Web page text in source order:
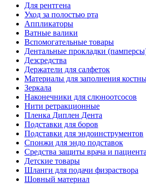
Для рентгена
Уход за полостью рта
Аппликаторы
Ватные валики
Вспомогательные товары
Дентальные прокладки
Дезсредства
Держатели для салфеток
Материалы для заполнения
Зеркала
Наконечники для слюноотсосов
Нити ретракционные
Пленка Диплен Дента
Подставки для боров
Подставки для эндоинструментов
Спонжи для эндо подставок
Средства защиты врача и пациента
Детские товары
Шланги для подачи физраствора
Шовный материал